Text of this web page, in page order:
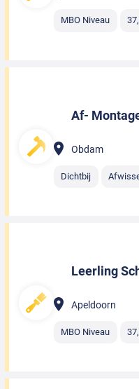
MBO Niveau
Af-
Obdam
Dichtbij
Leerling
Apeldoorn
MBO Niveau